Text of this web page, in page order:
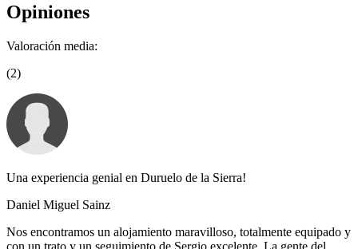
Opiniones
Valoración media:
(2)
Una experiencia genial en Duruelo de la Sierra!
Daniel Miguel Sainz
Nos encontramos un alojamiento maravilloso, totalmente equipado y